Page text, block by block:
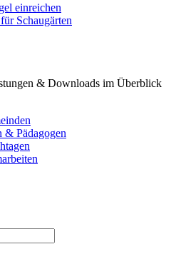
einreichen
Schaugärten
& Downloads im Überblick
& Pädagogen